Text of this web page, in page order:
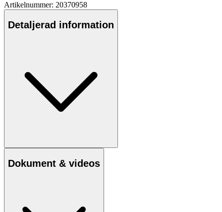
Artikelnummer: 20370958
Detaljerad information
Dokument & videos